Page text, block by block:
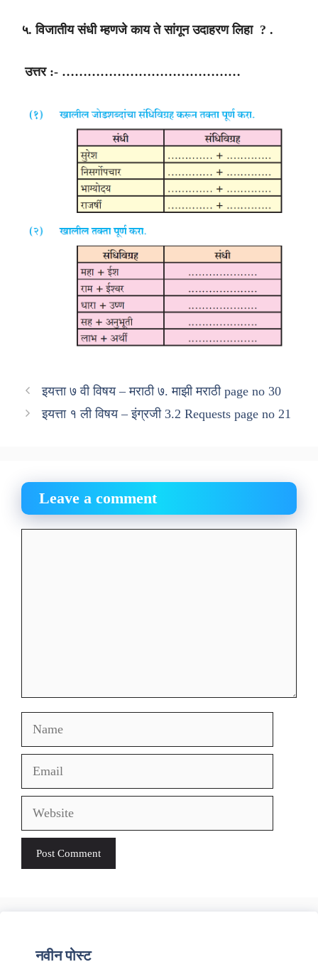
५. विजातीय संधी म्हणजे काय ते सांगून उदाहरण लिहा ? .
उत्तर :- ……………………………………
इयत्ता ७ वी विषय – मराठी ७. माझी मराठी page no 30
इयत्ता १ ली विषय – इंग्रजी 3.2 Requests page no 21
Leave a comment
Name
Email
Website
नवीन पोस्ट